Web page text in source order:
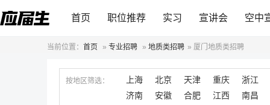
首页 职位推荐 实习 宣讲会 空中
当前位置： 首页 » 专业招聘 » 地质类招聘 » 厦门地质类招聘
按地区筛选： 上海 北京 天津 重庆
浙江
济南
安徽 合肥 江西
南昌